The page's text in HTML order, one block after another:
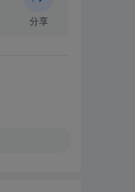
分享